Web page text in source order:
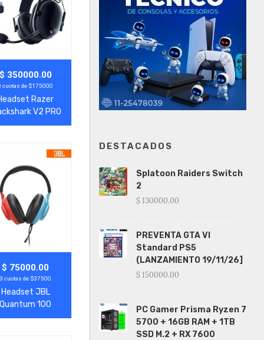
Ver Más
$ 350000.00
cuotas de $175000
Razer
V2 PRO
Playstation
Ver Más
$ 75000.00
3 cuotas de $37500
Headset JBL
Quantum 100
Nintendo
DESTACADOS
Splatoon Raiders Switch
2
$ 130000.00
PREVENTA GTA VI
Standard PS5
(LANZAMIENTO 19/11/26]
$ 150000.00
PC Gamer Prisma Ryzen 7
5700 + 16GB RAM + 1TB
SSD M.2 + RX 7600